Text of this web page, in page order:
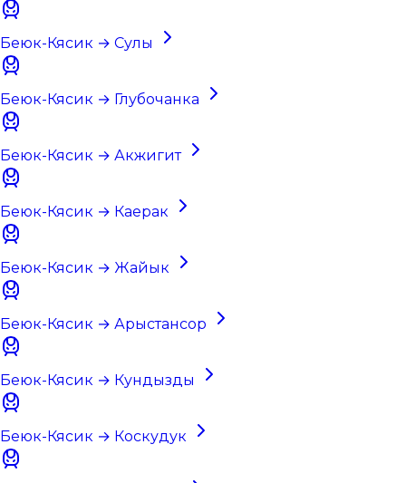
Беюк-Кясик → Сулы
Беюк-Кясик → Глубочанка
Беюк-Кясик → Акжигит
Беюк-Кясик → Каерак
Беюк-Кясик → Жайык
Беюк-Кясик → Арыстансор
Беюк-Кясик → Кундызды
Беюк-Кясик → Коскудук